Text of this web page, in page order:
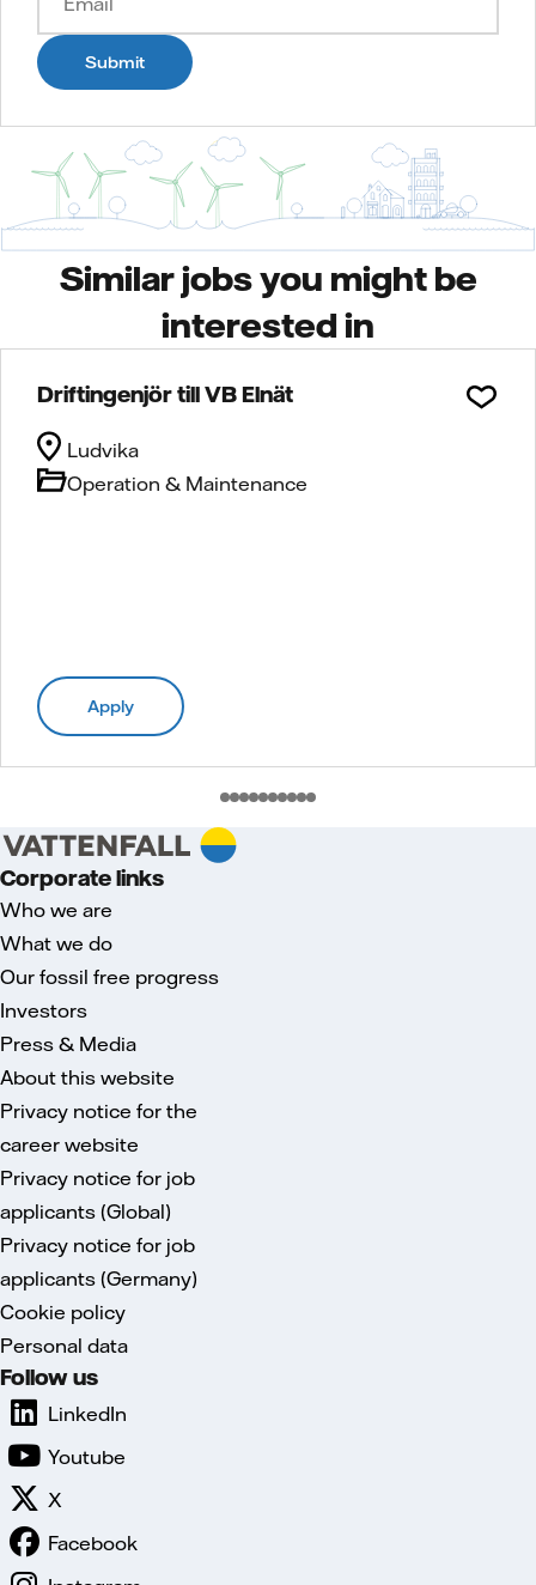
Submit
Similar jobs you might be
interested in
Driftingenjör till VB Elnät
Operation & Maintenance
Ludvika
Apply
Corporate links
Who we are
What we do
Our fossil free progress
Investors
Press & Media
About this website
Privacy notice for the
career website
Privacy notice for job
applicants (Global)
Privacy notice for job
applicants (Germany)
Cookie policy
Personal data
Follow us
LinkedIn
Youtube
X
Facebook